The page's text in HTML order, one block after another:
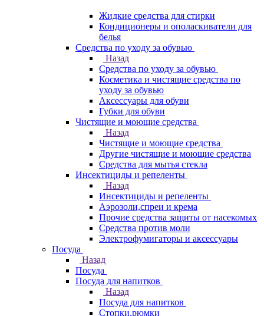
Жидкие средства для стирки
Кондиционеры и ополаскиватели для
белья
Средства по уходу за обувью
Назад
Средства по уходу за обувью
Косметика и чистящие средства по
уходу за обувью
Аксессуары для обуви
Губки для обуви
Чистящие и моющие средства
Назад
Чистящие и моющие средства
Другие чистящие и моющие средства
Средства для мытья стекла
Инсектициды и репеленты
Назад
Инсектициды и репеленты
Аэрозоли,спреи и крема
Прочие средства защиты от насекомых
Средства против моли
Электрофумигаторы и аксессуары
Посуда
Назад
Посуда
Посуда для напитков
Назад
Посуда для напитков
Стопки,рюмки